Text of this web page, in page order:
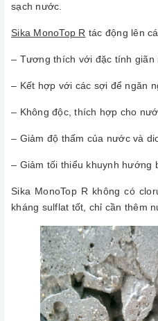
sạch nước.
Sika MonoTop R tác động lên
– Tương thích với đặc tính giãn
– Kết hợp với các sợi để ngăn
– Không độc, thích hợp cho
– Giảm độ thấm của nước và
– Giảm tối thiểu khuynh hướng
Sika MonoTop R không có
kháng sulflat tốt, chỉ cần thêm